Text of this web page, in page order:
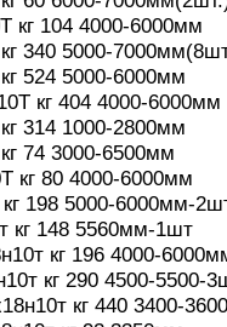
кг 104 4000-6000мм
340 5000-
524 5000-6000мм
кг 404 4000-6000мм
314 1000-2800мм
74 3000-6500мм
кг 80 4000-6000мм
198 5000-6000мм-
кг 148 5560мм-1шт
кг 196 4000-
кг 290 4500-5500-
кг 440 3400-